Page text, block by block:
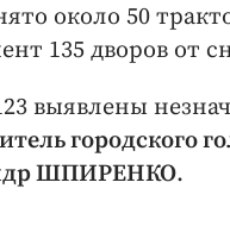
около 50
135 дворов от
выявлены
городского
ШПИРЕНКО.